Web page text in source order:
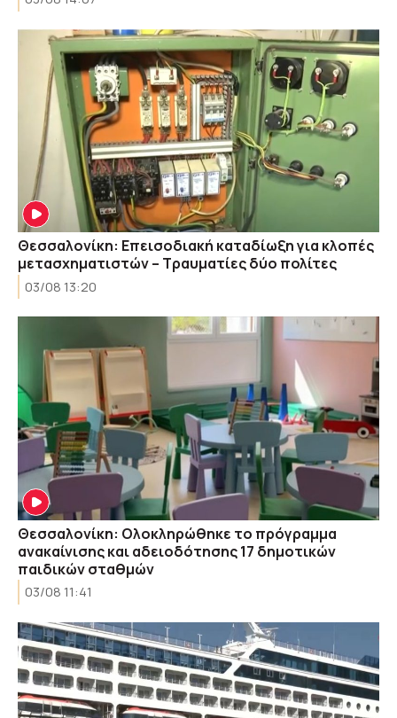
Θεσσαλονίκη: Επεισοδιακή καταδίωξη για κλοπές
μετασχηματιστών – Τραυματίες δύο πολίτες
03/08 13:20
Θεσσαλονίκη: Ολοκληρώθηκε το πρόγραμμα
ανακαίνισης και αδειοδότησης 17 δημοτικών
παιδικών σταθμών
03/08 11:41